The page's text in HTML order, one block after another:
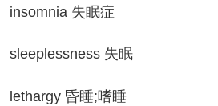
失眠症
失眠
昏睡;嗜睡